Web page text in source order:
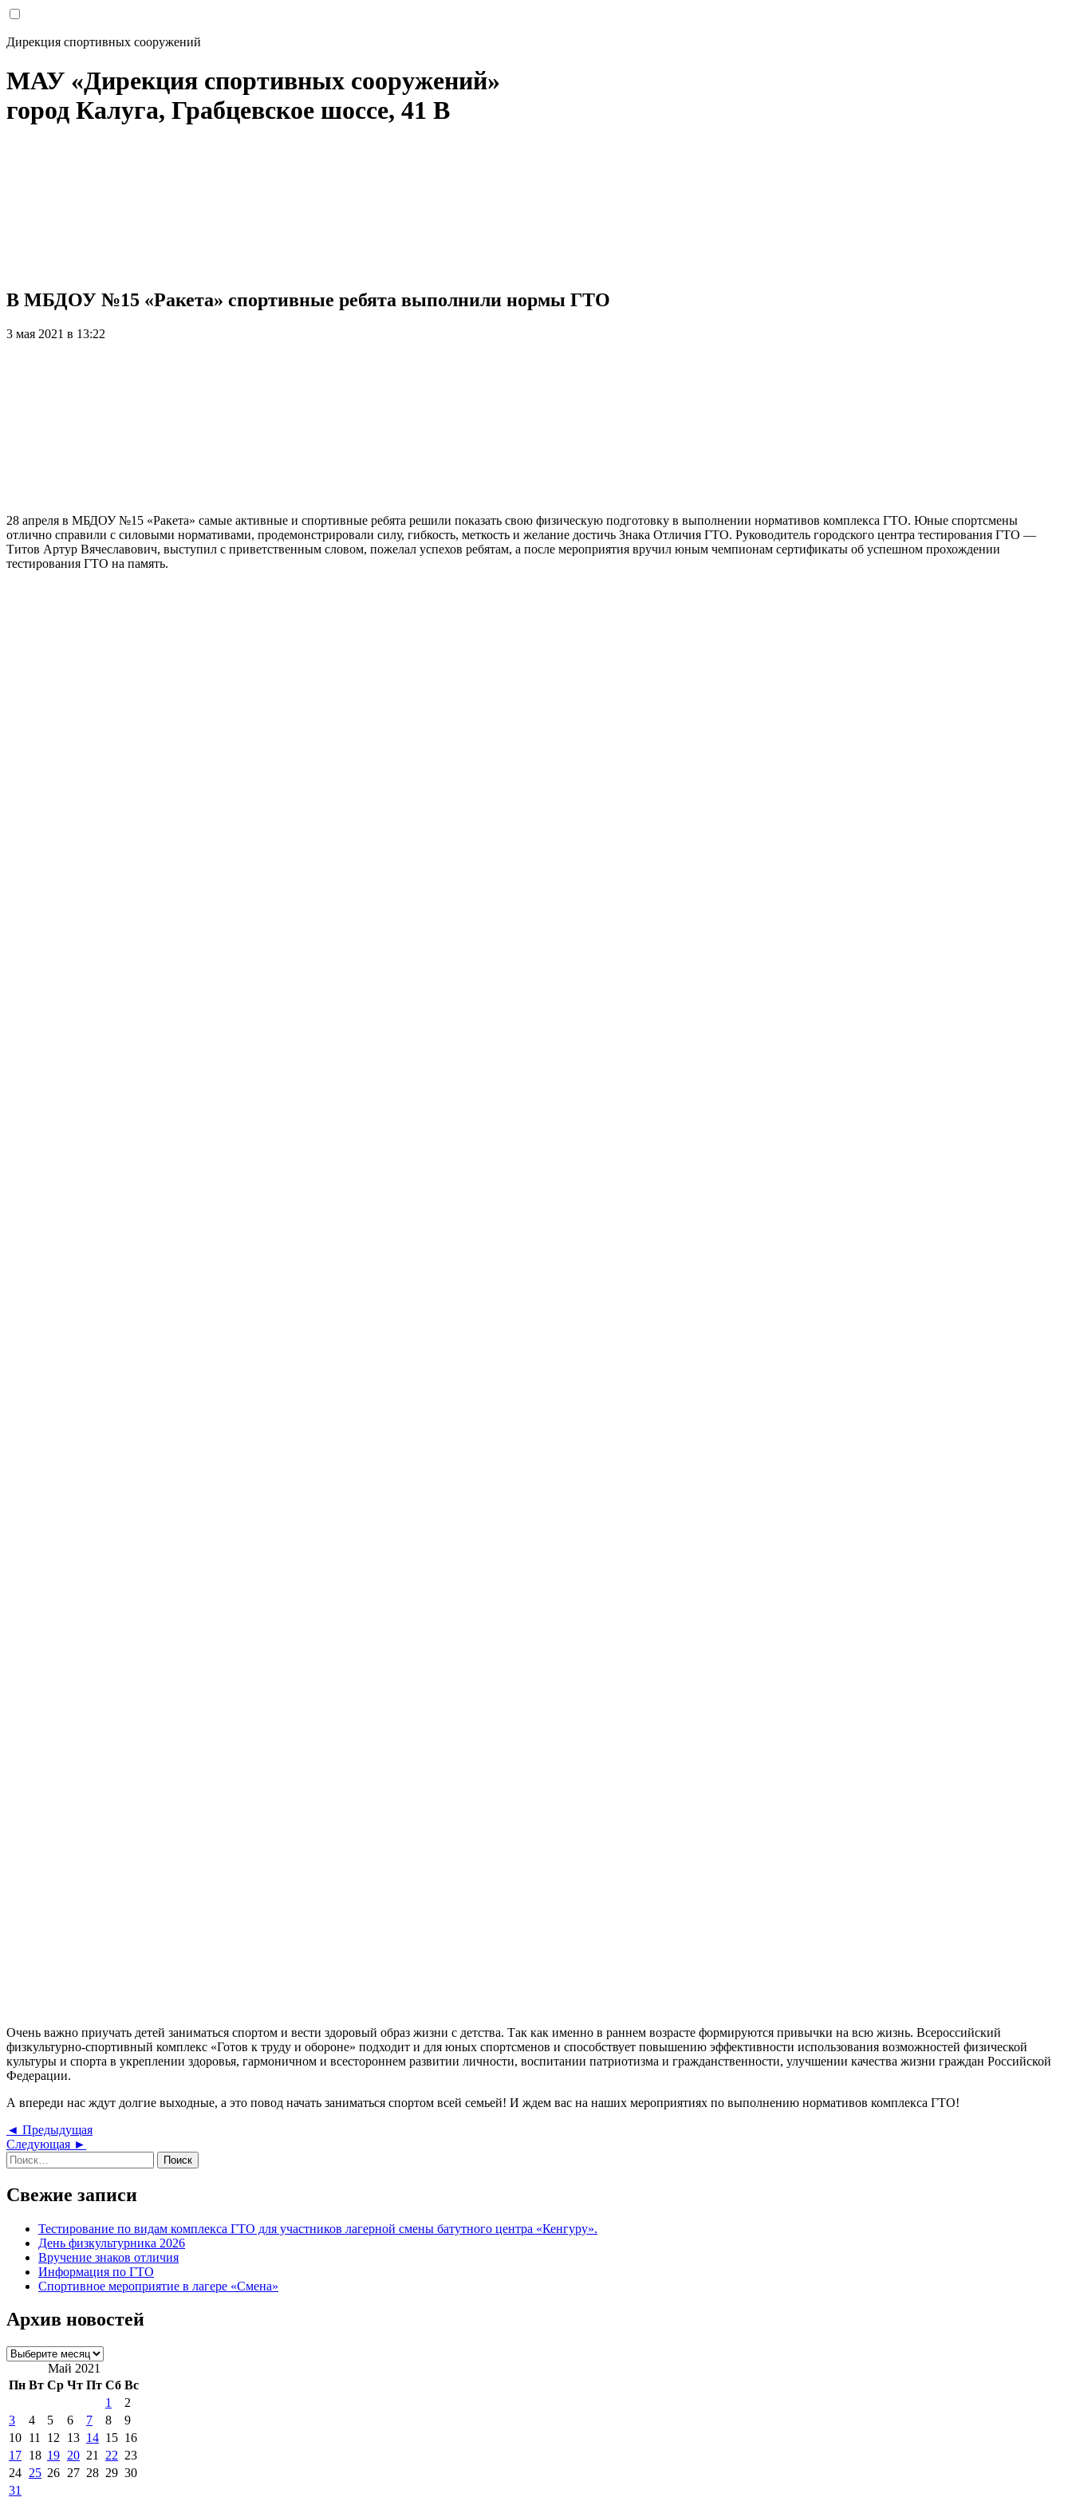
Дирекция спортивных сооружений
МАУ «Дирекция спортивных сооружений»
город Калуга, Грабцевское шоссе, 41 В
В МБДОУ №15 «Ракета» спортивные ребята выполнили нормы ГТО
3 мая 2021 в 13:22
28 апреля в МБДОУ №15 «Ракета» самые активные и спортивные ребята решили показать свою физическую подготовку в выполнении нормативов комплекса ГТО. Юные спортсмены
отлично справили с силовыми нормативами, продемонстрировали силу, гибкость, меткость и желание достичь Знака Отличия ГТО. Руководитель городского центра тестирования ГТО —
Титов Артур Вячеславович, выступил с приветственным словом, пожелал успехов ребятам, а после мероприятия вручил юным чемпионам сертификаты об успешном прохождении
тестирования ГТО на память.
Очень важно приучать детей заниматься спортом и вести здоровый образ жизни с детства. Так как именно в раннем возрасте формируются привычки на всю жизнь. Всероссийский
физкультурно-спортивный комплекс «Готов к труду и обороне» подходит и для юных спортсменов и способствует повышению эффективности использования возможностей физической
культуры и спорта в укреплении здоровья, гармоничном и всестороннем развитии личности, воспитании патриотизма и гражданственности, улучшении качества жизни граждан Российской
Федерации.
А впереди нас ждут долгие выходные, а это повод начать заниматься спортом всей семьей! И ждем вас на наших мероприятиях по выполнению нормативов комплекса ГТО!
Навигация
по
записям
◄ ПредыдущаяПредыдущая
Следующая ►
Найти:
Свежие записи
Тестирование по видам комплекса ГТО для участников лагерной смены батутного центра «Кенгуру».
День физкультурника 2026
Вручение знаков отличия
Информация по ГТО
Спортивное мероприятие в лагере «Смена»
Архив новостей
Архив
новостейМай 2021
Пн Вт Ср Чт Пт Сб Вс
1
2
3
4 5 6 7 8
9
10 11 12 13 14 15 16
17 18 19 20 21 22 23
24 25 26 27 28 29 30
31